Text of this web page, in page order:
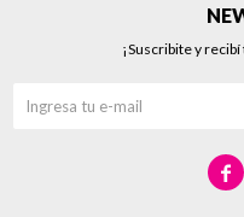
¡Suscribite y
